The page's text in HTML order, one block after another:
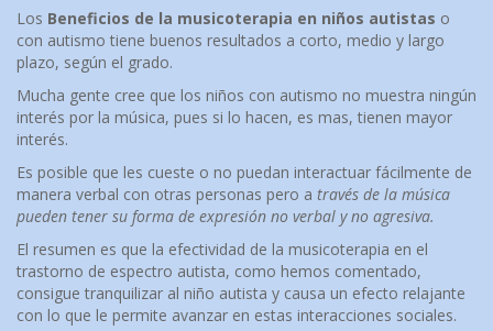
Los Beneficios de la musicoterapia en niños autistas o
con autismo tiene buenos resultados a corto, medio y largo
plazo, según el grado.
Mucha gente cree que los niños con autismo no muestra ningún
interés por la música, pues si lo hacen, es mas, tienen mayor
interés.
Es posible que les cueste o no puedan interactuar fácilmente de
manera verbal con otras personas pero a través de la música
pueden tener su forma de expresión no verbal y no agresiva.
El resumen es que la efectividad de la musicoterapia en el
trastorno de espectro autista, como hemos comentado,
consigue tranquilizar al niño autista y causa un efecto relajante
con lo que le permite avanzar en estas interacciones sociales.